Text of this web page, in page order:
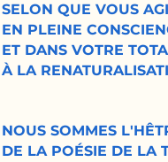
SELON QUE VOUS
EN PLEINE
ET DANS VOTRE
À LA
NOUS SOMMES
DE LA POÉSIE DE LA